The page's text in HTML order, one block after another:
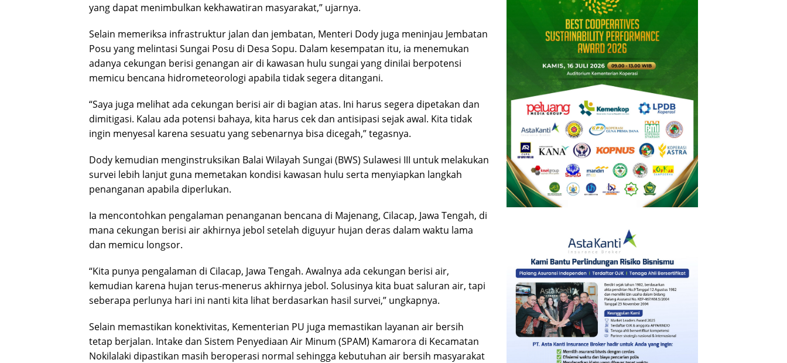
yang dapat menimbulkan kekhawatiran masyarakat,” ujarnya.
Selain memeriksa infrastruktur jalan dan jembatan, Menteri Dody juga meninjau Jembatan
Posu yang melintasi Sungai Posu di Desa Sopu. Dalam kesempatan itu, ia menemukan
adanya cekungan berisi genangan air di kawasan hulu sungai yang dinilai berpotensi
memicu bencana hidrometeorologi apabila tidak segera ditangani.
“Saya juga melihat ada cekungan berisi air di bagian atas. Ini harus segera dipetakan dan
dimitigasi. Kalau ada potensi bahaya, kita harus cek dan antisipasi sejak awal. Kita tidak
ingin menyesal karena sesuatu yang sebenarnya bisa dicegah,” tegasnya.
Dody kemudian menginstruksikan Balai Wilayah Sungai (BWS) Sulawesi III untuk melakukan
survei lebih lanjut guna memetakan kondisi kawasan hulu serta menyiapkan langkah
penanganan apabila diperlukan.
Ia mencontohkan pengalaman penanganan bencana di Majenang, Cilacap, Jawa Tengah, di
mana cekungan berisi air akhirnya jebol setelah diguyur hujan deras dalam waktu lama
dan memicu longsor.
“Kita punya pengalaman di Cilacap, Jawa Tengah. Awalnya ada cekungan berisi air,
kemudian karena hujan terus-menerus akhirnya jebol. Solusinya kita buat saluran air, tapi
seberapa perlunya hari ini nanti kita lihat berdasarkan hasil survei,” ungkapnya.
Selain memastikan konektivitas, Kementerian PU juga memastikan layanan air bersih
tetap berjalan. Intake dan Sistem Penyediaan Air Minum (SPAM) Kamarora di Kecamatan
Nokilalaki dipastikan masih beroperasi normal sehingga kebutuhan air bersih masyarakat